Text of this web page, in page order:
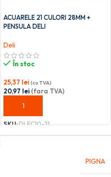
ACUARELE 21 CULORI 28MM +
PENSULA DELI
Deli
În stoc
25,37 lei (cu TVA)
20,97 lei (fara TVA)
ADAUGĂ ÎN COȘ
SKU:DLEC10-21
PIGNA